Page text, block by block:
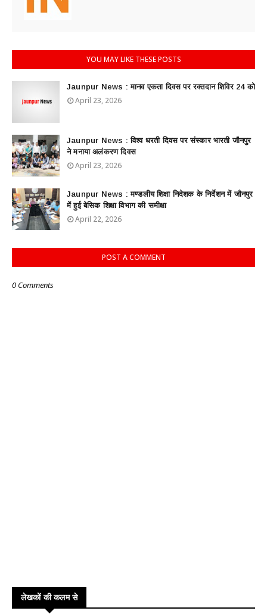
YOU MAY LIKE THESE POSTS
Jaunpur News : ​मानव एकता दिवस पर रक्तदान शिविर 24 को
April 23, 2026
Jaunpur News : विश्व धरती दिवस पर संस्कार भारती जौनपुर
ने मनाया अलंकरण दिवस
April 23, 2026
Jaunpur News : ​मण्डलीय शिक्षा निदेशक के निर्देशन में जौनपुर
में हुई बेसिक शिक्षा विभाग की समीक्षा
April 22, 2026
POST A COMMENT
0 Comments
लेखकों की कलम से